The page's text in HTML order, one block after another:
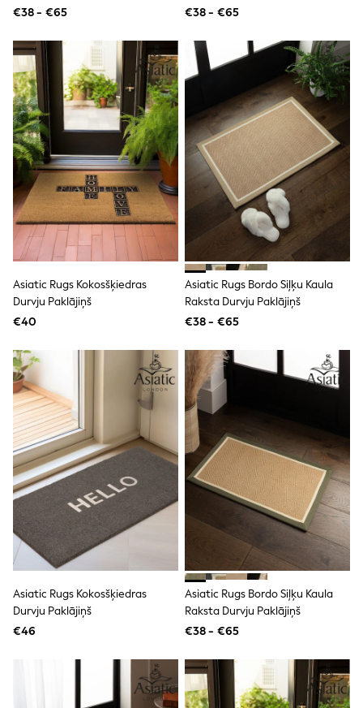
Smiggle
All Accessories
All Bags & Backpacks
Girls Bags
Boys Bags
Lunchbags
Drink Bottles
Stationery
Jumpers
Polo Shirts
T-Shirts
Bags
Blouses
Shirts
Polo Shirts
HOLIDAY SHOP
Women's Holiday Shop
All Swimwear
All Beachwear
Dresses
Jumpsuits & Playsuits
Linen Collection
Sandals
Shorts
Trousers
Sun Hats & Caps
Tops & T-Shirts
Sunglasses
Men's Holiday Shop
All Swimwear
Accessories
Bags & Luggage
Hats
Linen Collection
Sandals & Flipflops
€38 - €65
€38 - €65
Asiatic Rugs Kokosšķiedras
Durvju Paklājiņš
€40
Asiatic Rugs Bordo Siļķu Kaula
Raksta Durvju Paklājiņš
€38 - €65
Asiatic Rugs Kokosšķiedras
Durvju Paklājiņš
€46
Asiatic Rugs Bordo Siļķu Kaula
Raksta Durvju Paklājiņš
€38 - €65